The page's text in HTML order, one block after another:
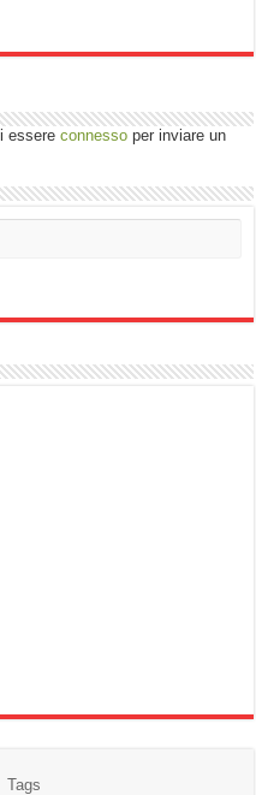
essereconnesso per inviare un
Tags